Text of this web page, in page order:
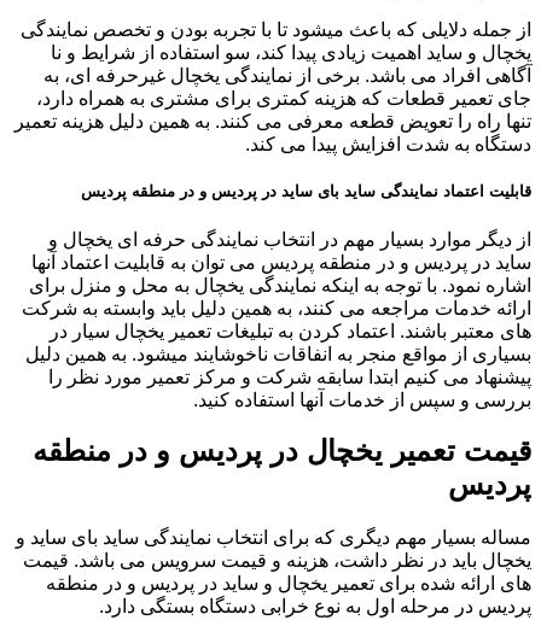
از جمله دلایلی که باعث میشود تا با تجربه بودن و تخصص نمایندگی
یخچال و ساید اهمیت زیادی پیدا کند، سو استفاده از شرایط و نا
آگاهی افراد می باشد. برخی از نمایندگی یخچال غیرحرفه ای، به
جای تعمیر قطعات که هزینه کمتری برای مشتری به همراه دارد،
تنها راه را تعویض قطعه معرفی می کنند. به همین دلیل هزینه تعمیر
دستگاه به شدت افزایش پیدا می کند.
قابلیت اعتماد نمایندگی ساید بای ساید در پردیس و در منطقه پردیس
از دیگر موارد بسیار مهم در انتخاب نمایندگی حرفه ای یخچال و
ساید در پردیس و در منطقه پردیس می توان به قابلیت اعتماد آنها
اشاره نمود. با توجه به اینکه نمایندگی یخچال به محل و منزل برای
ارائه خدمات مراجعه می کنند، به همین دلیل باید وابسته به شرکت
های معتبر باشند. اعتماد کردن به تبلیغات تعمیر یخچال سیار در
بسیاری از مواقع منجر به انفاقات ناخوشایند میشود. به همین دلیل
پیشنهاد می کنیم ابتدا سابقه شرکت و مرکز تعمیر مورد نظر را
بررسی و سپس از خدمات آنها استفاده کنید.
قیمت تعمیر یخچال در پردیس و در منطقه
پردیس
مساله بسیار مهم دیگری که برای انتخاب نمایندگی ساید بای ساید و
یخچال باید در نظر داشت، هزینه و قیمت سرویس می باشد. قیمت
های ارائه شده برای تعمیر یخچال و ساید در پردیس و در منطقه
پردیس در مرحله اول به نوع خرابی دستگاه بستگی دارد.